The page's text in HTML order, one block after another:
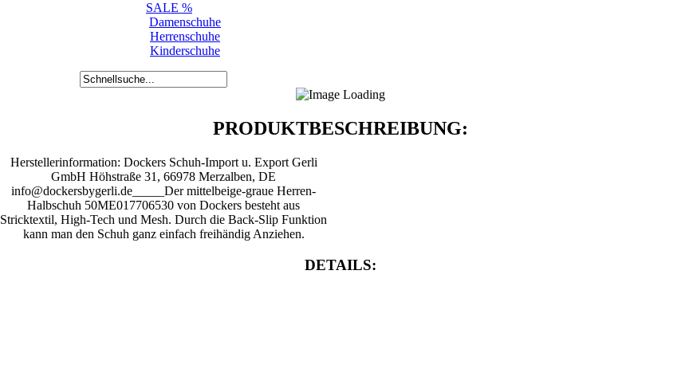
SALE %
Damenschuhe
Herrenschuhe
Kinderschuhe
PRODUKTBESCHREIBUNG:
Herstellerinformation: Dockers Schuh-Import u. Export Gerli
GmbH Höhstraße 31, 66978 Merzalben, DE
info@dockersbygerli.de_____Der mittelbeige-graue Herren-
Halbschuh 50ME017706530 von Dockers besteht aus
Stricktextil, High-Tech und Mesh. Durch die Back-Slip Funktion
kann man den Schuh ganz einfach freihändig Anziehen.
DETAILS: